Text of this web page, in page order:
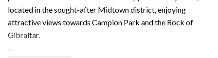
located in the sought-after Midtown district, enjoying
attractive views towards Campion Park and the Rock of
Gibraltar.